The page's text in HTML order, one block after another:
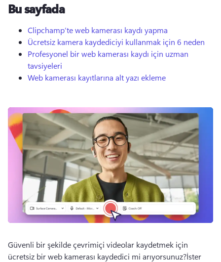
Ücretsiz deneyin
Bu sayfada
Clipchamp’te web kamerası kaydı yapma
Ücretsiz kamera kaydediciyi kullanmak için 6 neden
Profesyonel bir web kamerası kaydı için uzman
tavsiyeleri
Web kamerası kayıtlarına alt yazı ekleme
Güvenli bir şekilde çevrimiçi videolar kaydetmek için
ücretsiz bir web kamerası kaydedici mi arıyorsunuz?İster